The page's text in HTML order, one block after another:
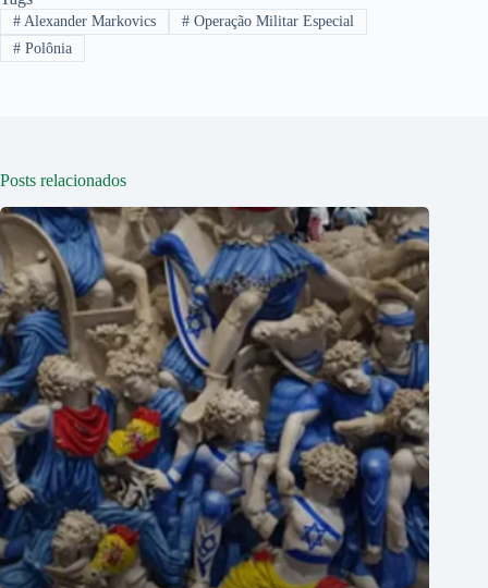
#Alexander Markovics #Operação Militar Especial
#Polônia
Posts relacionados